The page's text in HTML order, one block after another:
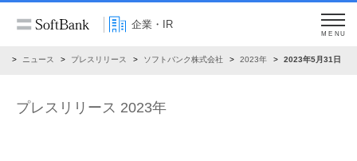
企業・IR
MENU
ニュース プレスリリース ソフトバンク株式会社 2023年 2023年5月31日
プレスリリース 2023年